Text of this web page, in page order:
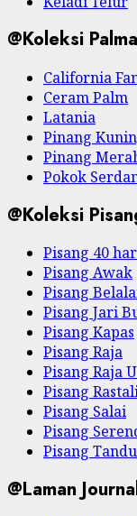
@Koleksi Palma
California
Ceram Palm
Latania
Pinang
Pinang
Pokok
@Koleksi
Pisang 40
Pisang Awak
Pisang
Pisang Jari
Pisang Kapas
Pisang Raja
Pisang Raja
Pisang
Pisang Salai
Pisang
Pisang
@Laman